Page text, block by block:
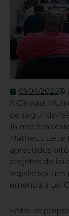
01/04/2026
A Câmara
de segunda-
16 matérias
Matheus Leite
apreciados
projetos de lei
legislativo, um
emenda à Lei
Entre as